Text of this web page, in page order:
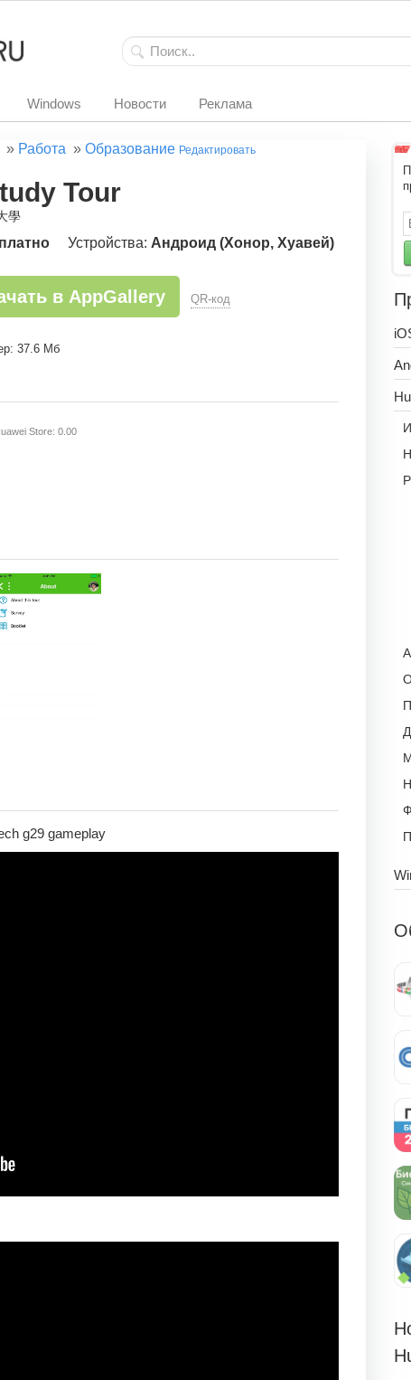
Windows Новости Реклама
» Работа » Образование Редактировать
Tour
學
Устройства: Андроид (Хонор, Хуавей)
в AppGallery QR-код
37.6 Мб
Store: 0.00
g29 gameplay